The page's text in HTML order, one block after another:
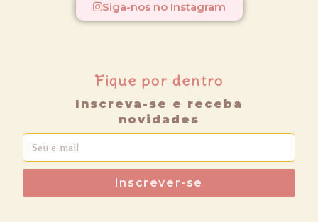
Siga-nos no Instagram
Fique por dentro
Inscreva-se e receba
novidades
Inscrever-se